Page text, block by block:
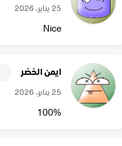
25 يناير، 2026
Nice
ايمن الخضر
25 يناير، 2026
100‎%‎